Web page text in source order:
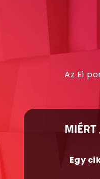
Az E1
MIÉRT
Egy